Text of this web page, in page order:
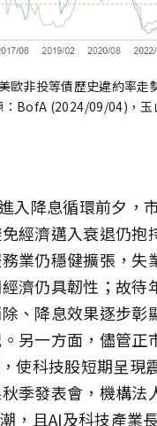
歐非投等債歷史違約率走
：BofA (2024/09/04)，玉
入降息循環前夕，
經濟邁入衰退仍抱
業仍穩健擴張，失
濟仍具韌性；故待
、降息效果逐步彰
另一方面，儘管正
使科技股短期呈現
季發表會，機構法
，且AI及科技產業